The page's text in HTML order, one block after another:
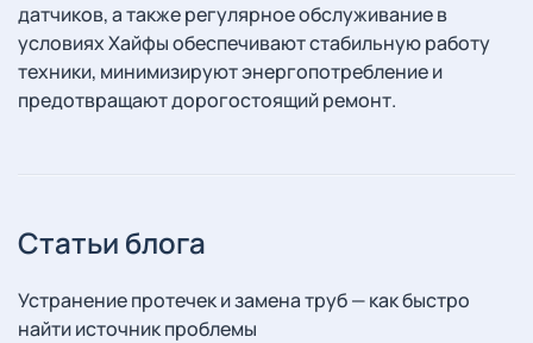
датчиков, а также регулярное обслуживание в
условиях Хайфы обеспечивают стабильную работу
техники, минимизируют энергопотребление и
предотвращают дорогостоящий ремонт.
Статьи блога
Устранение протечек и замена труб — как быстро
найти источник проблемы